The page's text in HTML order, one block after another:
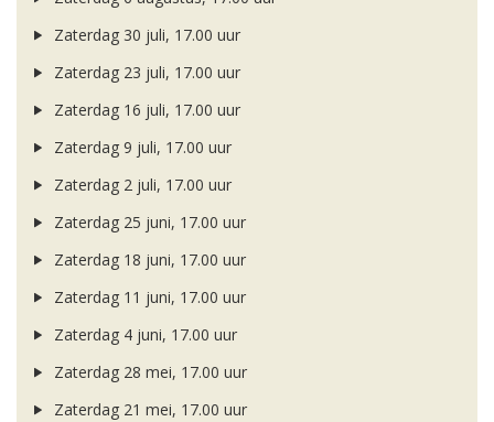
Zaterdag 30 juli, 17.00 uur
Zaterdag 23 juli, 17.00 uur
Zaterdag 16 juli, 17.00 uur
Zaterdag 9 juli, 17.00 uur
Zaterdag 2 juli, 17.00 uur
Zaterdag 25 juni, 17.00 uur
Zaterdag 18 juni, 17.00 uur
Zaterdag 11 juni, 17.00 uur
Zaterdag 4 juni, 17.00 uur
Zaterdag 28 mei, 17.00 uur
Zaterdag 21 mei, 17.00 uur